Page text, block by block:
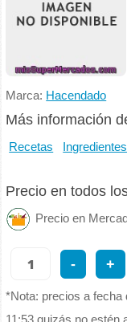
Marca: Hacendado
Más información
Recetas Ingredientes
Precio en todos
Precio en
- +
*Nota: precios a fecha